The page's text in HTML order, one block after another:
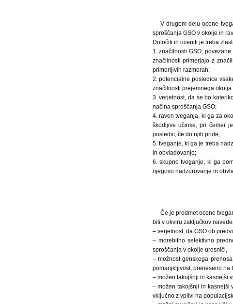
V drugem delu ocene
sproščanja GSO v okolje in
Določiti in oceniti je treba
1. značilnosti GSO,
značilnosti primerjajo z
primerljivih razmerah;
2. potencialne posledice
značilnosti prejemnega
3. verjetnost, da se bo
načina sproščanja GSO;
4. raven tveganja, ki ga za
škodljive učinke, pri čemer
posledic, če do njih pride;
5. tveganje, ki ga je treba
in obvladovanje;
6. skupno tveganje, ki ga
njegovo nadzorovanje in
Če je predmet ocene
biti v okviru zaključkov
– verjetnost, da GSO ob
– morebitno selektivno
sproščanja v okolje uresniči,
– možnost genskega
pomanjkljivost, preneseno na
– možen takojšnji in kasnejši
– možen takojšnji in kasnejši
vključno z vplivi na